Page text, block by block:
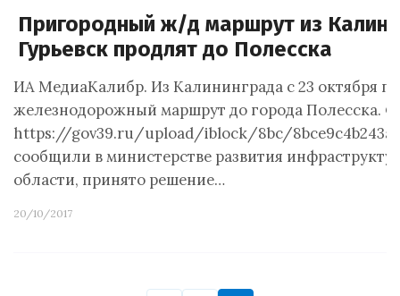
Пригородный ж/д маршрут из
Гурьевск продлят до Полесска
ИА МедиаКалибр. Из Калининграда с 23 октября
железнодорожный маршрут до города Полесска.
https://gov39.ru/upload/iblock/8bc/
сообщили в министерстве развития
области, принято решение…
20/10/2017